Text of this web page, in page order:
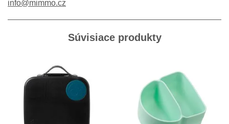
info@mimmo.cz
Súvisiace produkty